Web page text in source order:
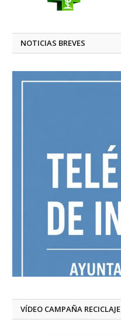
NOTICIAS BREVES
VÍDEO CAMPAÑA RECICLAJE